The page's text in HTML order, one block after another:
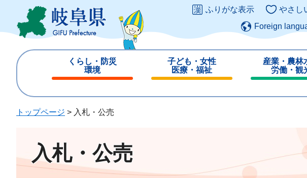
ジ
ュ
ふりがな表示 やさし
Foreign
くらし・防災
環境
じ
子ども・女性
医療・福祉
じ
産業・農林
労働・観
じ
トップページ > 入札・公売
入札・公売